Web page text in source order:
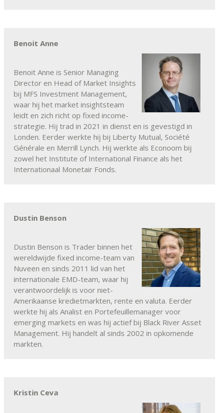
Benoit Anne
Benoit Anne is Senior Managing
Director en Head of Market Insights
bij MFS Investment Management,
waar hij het market insightsteam
leidt en zich richt op fixed income-
strategie. Hij trad in 2021 in dienst en is gevestigd in
Londen. Eerder werkte hij bij Liberty Mutual, Société
Générale en Merrill Lynch. Hij werkte als Econoom bij
zowel het Institute of International Finance als het
Internationaal Monetair Fonds.
Dustin Benson
Dustin Benson is Trader binnen het
wereldwijde fixed income-team van
Nuveen en sinds 2011 lid van het
internationale EMD-team, waar hij
verantwoordelijk is voor niet-
Amerikaanse kredietmarkten, rente en valuta. Eerder
werkte hij als Analist en Portefeuillemanager voor
emerging markets en was hij actief bij Black River Asset
Management. Hij handelt al sinds 2002 in opkomende
markten.
Kristin Ceva